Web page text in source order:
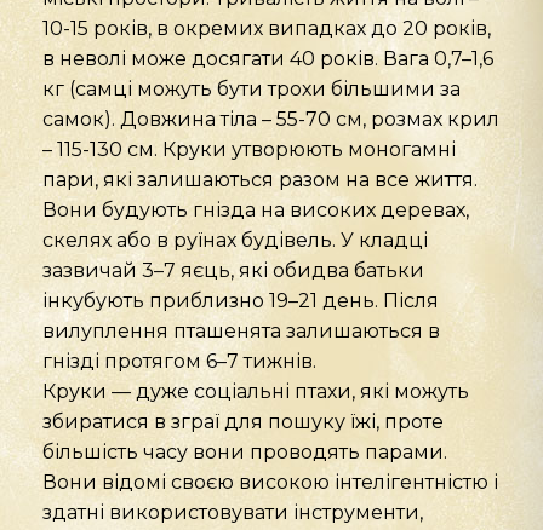
10-15 років, в окремих випадках до 20 років,
в неволі може досягати 40 років. Вага 0,7–1,6
кг (самці можуть бути трохи більшими за
самок). Довжина тіла – 55-70 см, розмах крил
– 115-130 см. Круки утворюють моногамні
пари, які залишаються разом на все життя.
Вони будують гнізда на високих деревах,
скелях або в руїнах будівель. У кладці
зазвичай 3–7 яєць, які обидва батьки
інкубують приблизно 19–21 день. Після
вилуплення пташенята залишаються в
гнізді протягом 6–7 тижнів.
Круки — дуже соціальні птахи, які можуть
збиратися в зграї для пошуку їжі, проте
більшість часу вони проводять парами.
Вони відомі своєю високою інтелігентністю і
здатні використовувати інструменти,